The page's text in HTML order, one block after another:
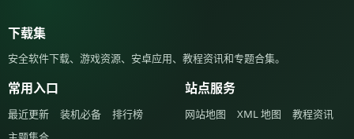
下载集
安全软件下载、游戏资源、安卓应用、教程资讯和专题合集。
常用入口
最近更新 装机必备
排行榜
站点服务
网站地图 XML 地图 教程资讯